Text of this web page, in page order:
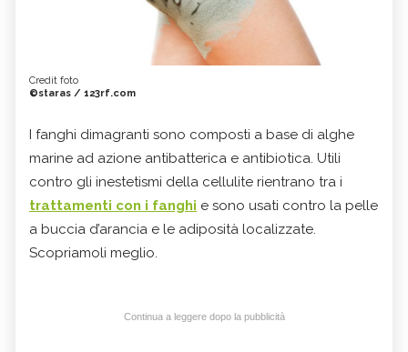
Credit foto
©staras / 123rf.com
I fanghi dimagranti sono composti a base di alghe
marine ad azione antibatterica e antibiotica. Utili
contro gli inestetismi della cellulite rientrano tra i
trattamenti con i fanghi e sono usati contro la pelle
a buccia d’arancia e le adiposità localizzate.
Scopriamoli meglio.
Continua a leggere dopo la pubblicità